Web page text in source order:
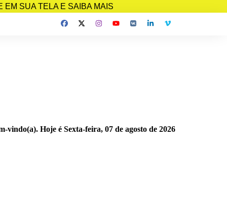
SUA TELA E SAIBA MAIS
vindo(a). Hoje é Sexta-feira, 07 de agosto de 2026